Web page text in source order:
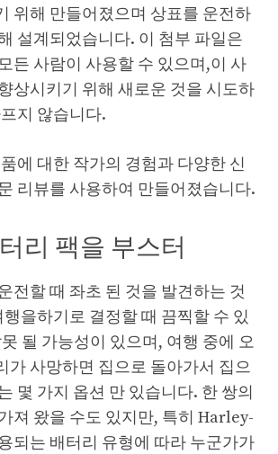
위해 만들어졌으며 상표를 운전하
설계되었습니다. 이 첨부 파일은
든 사람이 사용할 수 있으며,이 사
상시키기 위해 새로운 것을 시도하
지 않습니다.
에 대한 작가의 경험과 다양한 신
리뷰를 사용하여 만들어졌습니다.
리 팩을 부스터
전할 때 좌초 된 것을 발견하는 것
을하기로 결정할 때 끔찍할 수 있
될 가능성이 있으며, 여행 중에 오
가 사망하면 집으로 돌아가서 집으
몇 가지 옵션 만 있습니다. 한 쌍의
져 왔을 수도 있지만, 특히 Harley-
되는 배터리 유형에 따라 누군가가